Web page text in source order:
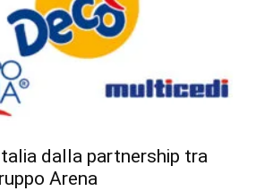
dalla partnership tra
Arena